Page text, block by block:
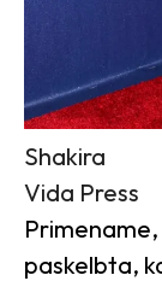
Shakira
Vida Press
paskelbta,